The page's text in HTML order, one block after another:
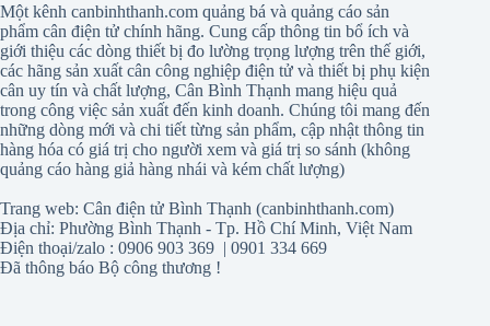
Một kênh canbinhthanh.com quảng bá và quảng cáo sản
phẩm cân điện tử chính hãng. Cung cấp thông tin bổ ích và
giới thiệu các dòng thiết bị đo lường trọng lượng trên thế giới,
các hãng sản xuất cân công nghiệp điện tử và thiết bị phụ kiện
cân uy tín và chất lượng, Cân Bình Thạnh mang hiệu quả
trong công việc sản xuất đến kinh doanh. Chúng tôi mang đến
những dòng mới và chi tiết từng sản phẩm, cập nhật thông tin
hàng hóa có giá trị cho người xem và giá trị so sánh (không
quảng cáo hàng giả hàng nhái và kém chất lượng)
Trang web: Cân điện tử Bình Thạnh (canbinhthanh.com)
Địa chỉ: Phường Bình Thạnh - Tp. Hồ Chí Minh, Việt Nam
Điện thoại/zalo : 0906 903 369 | 0901 334 669
Đã thông báo Bộ công thương !